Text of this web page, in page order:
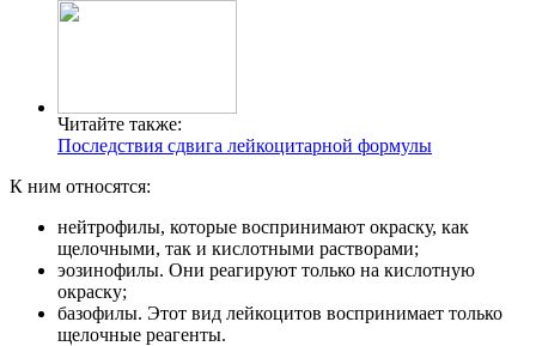
Читайте также:
Последствия сдвига лейкоцитарной формулы
К ним относятся:
нейтрофилы, которые воспринимают окраску, как
щелочными, так и кислотными растворами;
эозинофилы. Они реагируют только на кислотную
окраску;
базофилы. Этот вид лейкоцитов воспринимает только
щелочные реагенты.